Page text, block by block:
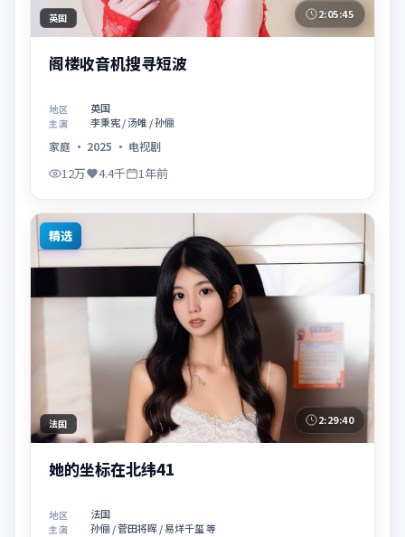
英国 2:05:45
阁楼收音机搜寻短波
地区 英国
主演 李秉宪 / 汤唯 / 孙俪
家庭 · 2025 · 电视剧
12万 4.4千 1年前
精选
法国 2:29:40
她的坐标在北纬41
地区 法国
主演 孙俪 / 菅田将晖 / 易烊千玺 等